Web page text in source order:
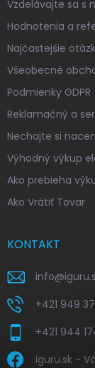
Vzdelávajte sa s
Hodnotenia a
Najčastejšie
Všeobecné
Podmienky GDPR
Reklamačný a
Nechajte si
Výhodný výkup
Ako prebieha
Ako Vrátiť Tovar
KONTAKT
info@
+421 949
+421 944
iguru.sk -